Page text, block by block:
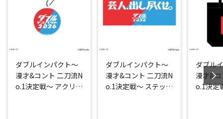
ダブルインパクト～
漫才&コント 二刀流N
o.1決定戦～ アクリル
ダブルインパクト～
漫才&コント 二刀流N
o.1決定戦～ ステッカ
ダブル
漫才&
o.1決定